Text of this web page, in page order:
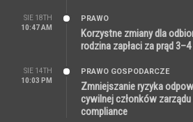
SIE 18TH
10:47 AM
PRAWO
Korzystne zmiany dla
rodzina zapłaci za prąd
SIE 14TH
10:03 PM
PRAWO GOSPODARCZE
Zmniejszanie ryzyka
cywilnej członków
compliance